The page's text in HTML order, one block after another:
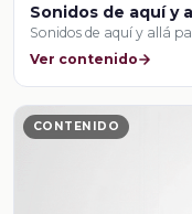
Sonidos de aquí y
Sonidos de aquí y allá
Ver contenido
CONTENIDO